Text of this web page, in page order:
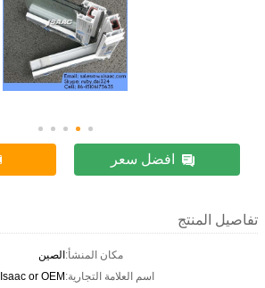
افضل سعر
تفاصيل المنتج
مكان المنشأ:الصين
اسم العلامة التجارية:Isaac or OEM